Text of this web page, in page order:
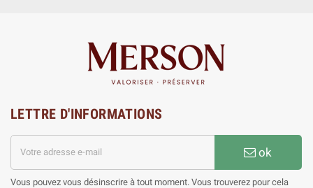
LETTRE D'INFORMATIONS
ok
Vous pouvez vous désinscrire à tout moment. Vous trouverez pour cela